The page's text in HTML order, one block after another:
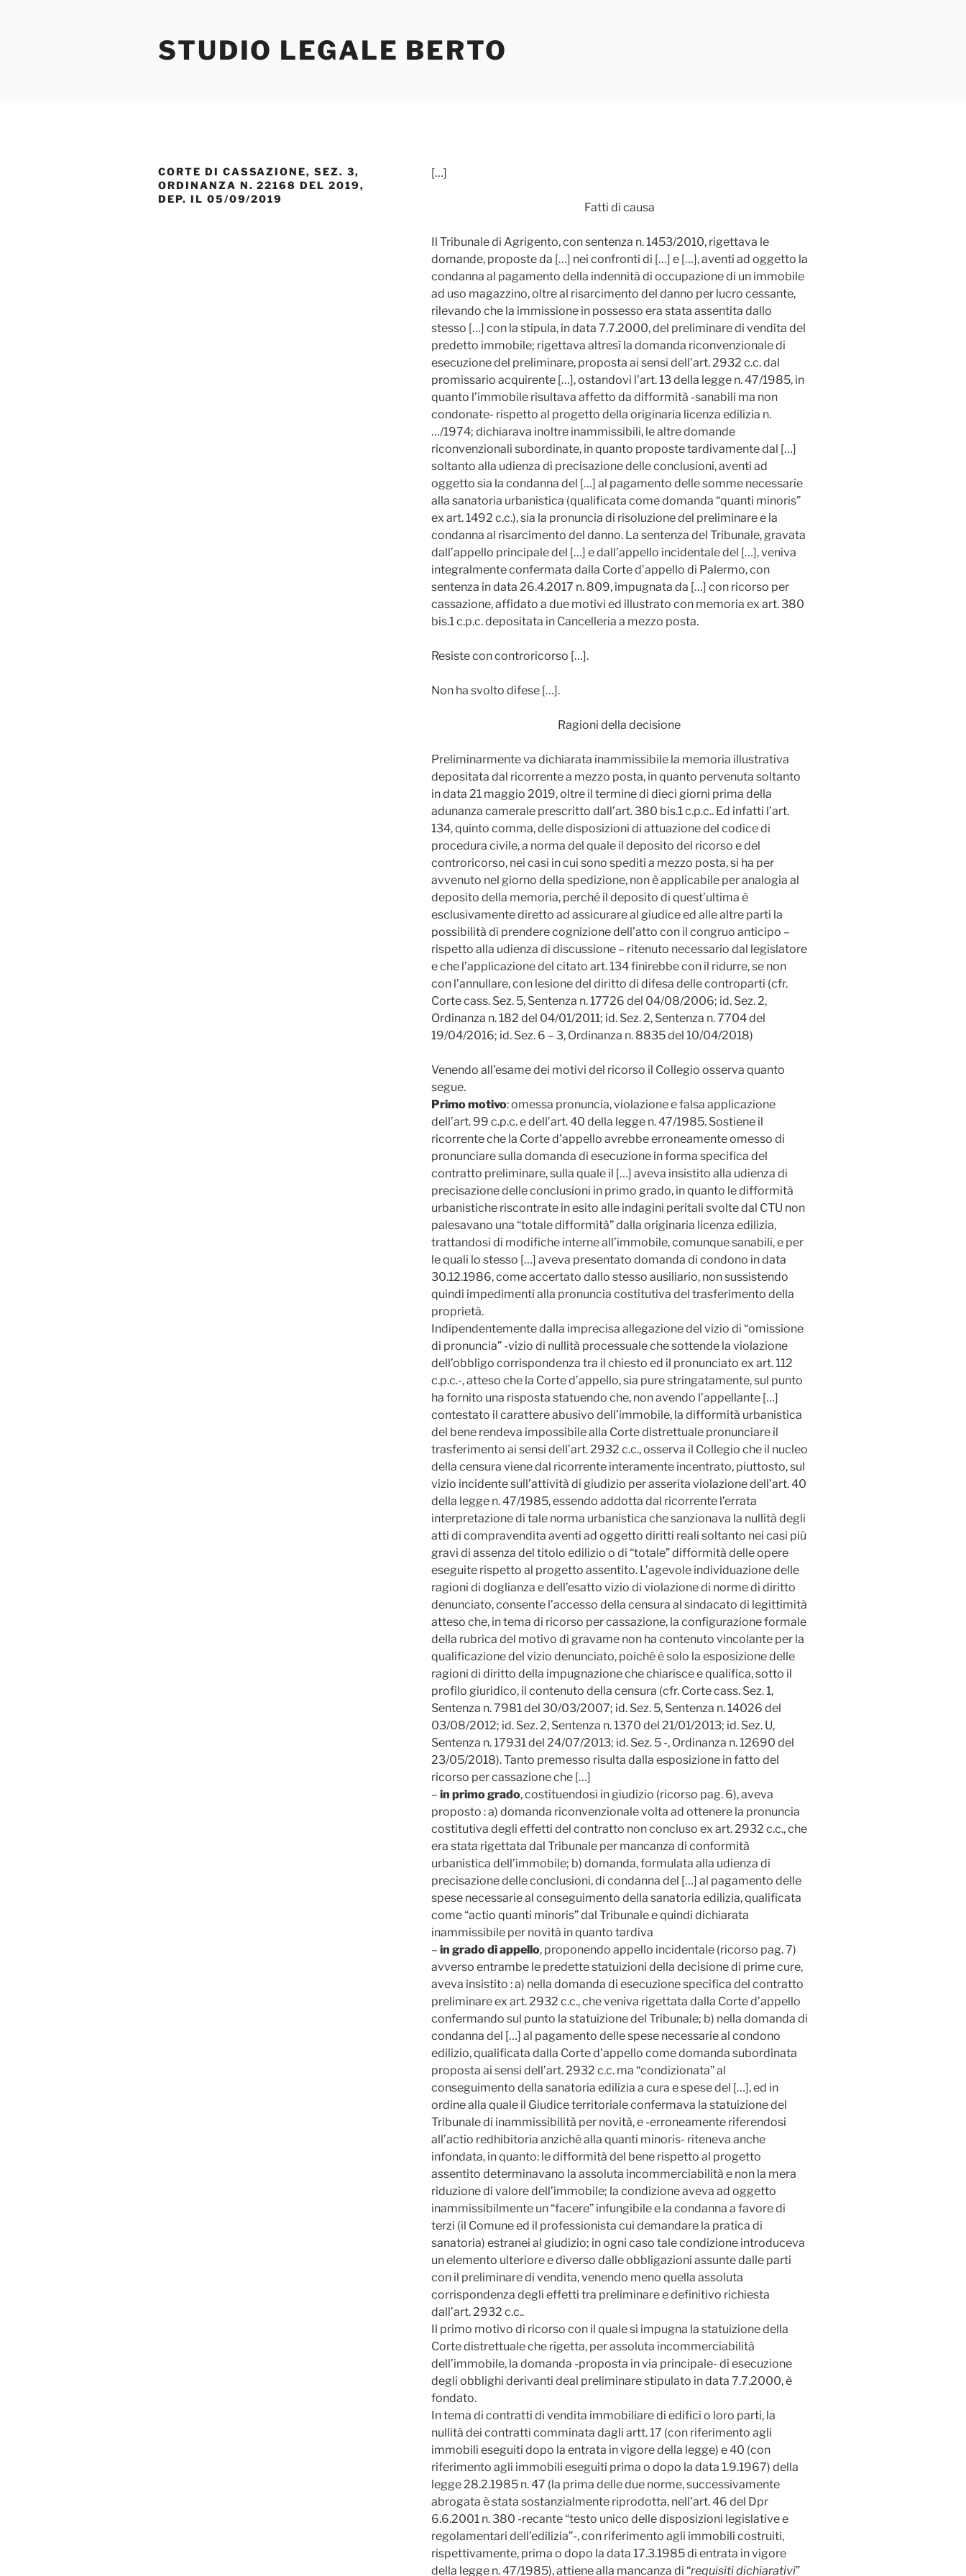
STUDIO LEGALE BERTO
CORTE DI CASSAZIONE, SEZ. 3,
ORDINANZA N. 22168 DEL 2019,
DEP. IL 05/09/2019
[…]
Fatti di causa
Il Tribunale di Agrigento, con sentenza n. 1453/2010, rigettava le
domande, proposte da […] nei confronti di […] e […], aventi ad oggetto la
condanna al pagamento della indennità di occupazione di un immobile
ad uso magazzino, oltre al risarcimento del danno per lucro cessante,
rilevando che la immissione in possesso era stata assentita dallo
stesso […] con la stipula, in data 7.7.2000, del preliminare di vendita del
predetto immobile; rigettava altresì la domanda riconvenzionale di
esecuzione del preliminare, proposta ai sensi dell’art. 2932 c.c. dal
promissario acquirente […], ostandovi l’art. 13 della legge n. 47/1985, in
quanto l’immobile risultava affetto da difformità -sanabili ma non
condonate- rispetto al progetto della originaria licenza edilizia n.
…/1974; dichiarava inoltre inammissibili, le altre domande
riconvenzionali subordinate, in quanto proposte tardivamente dal […]
soltanto alla udienza di precisazione delle conclusioni, aventi ad
oggetto sia la condanna del […] al pagamento delle somme necessarie
alla sanatoria urbanistica (qualificata come domanda “quanti minoris”
ex art. 1492 c.c.), sia la pronuncia di risoluzione del preliminare e la
condanna al risarcimento del danno. La sentenza del Tribunale, gravata
dall’appello principale del […] e dall’appello incidentale del […], veniva
integralmente confermata dalla Corte d’appello di Palermo, con
sentenza in data 26.4.2017 n. 809, impugnata da […] con ricorso per
cassazione, affidato a due motivi ed illustrato con memoria ex art. 380
bis.1 c.p.c. depositata in Cancelleria a mezzo posta.
Resiste con controricorso […].
Non ha svolto difese […].
Ragioni della decisione
Preliminarmente va dichiarata inammissibile la memoria illustrativa
depositata dal ricorrente a mezzo posta, in quanto pervenuta soltanto
in data 21 maggio 2019, oltre il termine di dieci giorni prima della
adunanza camerale prescritto dall’art. 380 bis.1 c.p.c.. Ed infatti l’art.
134, quinto comma, delle disposizioni di attuazione del codice di
procedura civile, a norma del quale il deposito del ricorso e del
controricorso, nei casi in cui sono spediti a mezzo posta, si ha per
avvenuto nel giorno della spedizione, non è applicabile per analogia al
deposito della memoria, perché il deposito di quest’ultima è
esclusivamente diretto ad assicurare al giudice ed alle altre parti la
possibilità di prendere cognizione dell’atto con il congruo anticipo –
rispetto alla udienza di discussione – ritenuto necessario dal legislatore
e che l’applicazione del citato art. 134 finirebbe con il ridurre, se non
con l’annullare, con lesione del diritto di difesa delle controparti (cfr.
Corte cass. Sez. 5, Sentenza n. 17726 del 04/08/2006; id. Sez. 2,
Ordinanza n. 182 del 04/01/2011; id. Sez. 2, Sentenza n. 7704 del
19/04/2016; id. Sez. 6 – 3, Ordinanza n. 8835 del 10/04/2018)
Venendo all’esame dei motivi del ricorso il Collegio osserva quanto
segue.
Primo motivo: omessa pronuncia, violazione e falsa applicazione
dell’art. 99 c.p.c. e dell’art. 40 della legge n. 47/1985. Sostiene il
ricorrente che la Corte d’appello avrebbe erroneamente omesso di
pronunciare sulla domanda di esecuzione in forma specifica del
contratto preliminare, sulla quale il […] aveva insistito alla udienza di
precisazione delle conclusioni in primo grado, in quanto le difformità
urbanistiche riscontrate in esito alle indagini peritali svolte dal CTU non
palesavano una “totale difformità” dalla originaria licenza edilizia,
trattandosi di modifiche interne all’immobile, comunque sanabili, e per
le quali lo stesso […] aveva presentato domanda di condono in data
30.12.1986, come accertato dallo stesso ausiliario, non sussistendo
quindi impedimenti alla pronuncia costitutiva del trasferimento della
proprietà.
Indipendentemente dalla imprecisa allegazione del vizio di “omissione
di pronuncia” -vizio di nullità processuale che sottende la violazione
dell’obbligo corrispondenza tra il chiesto ed il pronunciato ex art. 112
c.p.c.-, atteso che la Corte d’appello, sia pure stringatamente, sul punto
ha fornito una risposta statuendo che, non avendo l’appellante […]
contestato il carattere abusivo dell’immobile, la difformità urbanistica
del bene rendeva impossibile alla Corte distrettuale pronunciare il
trasferimento ai sensi dell’art. 2932 c.c., osserva il Collegio che il nucleo
della censura viene dal ricorrente interamente incentrato, piuttosto, sul
vizio incidente sull’attività di giudizio per asserita violazione dell’art. 40
della legge n. 47/1985, essendo addotta dal ricorrente l’errata
interpretazione di tale norma urbanistica che sanzionava la nullità degli
atti di compravendita aventi ad oggetto diritti reali soltanto nei casi più
gravi di assenza del titolo edilizio o di “totale” difformità delle opere
eseguite rispetto al progetto assentito. L’agevole individuazione delle
ragioni di doglianza e dell’esatto vizio di violazione di norme di diritto
denunciato, consente l’accesso della censura al sindacato di legittimità
atteso che, in tema di ricorso per cassazione, la configurazione formale
della rubrica del motivo di gravame non ha contenuto vincolante per la
qualificazione del vizio denunciato, poiché è solo la esposizione delle
ragioni di diritto della impugnazione che chiarisce e qualifica, sotto il
profilo giuridico, il contenuto della censura (cfr. Corte cass. Sez. 1,
Sentenza n. 7981 del 30/03/2007; id. Sez. 5, Sentenza n. 14026 del
03/08/2012; id. Sez. 2, Sentenza n. 1370 del 21/01/2013; id. Sez. U,
Sentenza n. 17931 del 24/07/2013; id. Sez. 5 -, Ordinanza n. 12690 del
23/05/2018). Tanto premesso risulta dalla esposizione in fatto del
ricorso per cassazione che […]
– in primo grado, costituendosi in giudizio (ricorso pag. 6), aveva
proposto : a) domanda riconvenzionale volta ad ottenere la pronuncia
costitutiva degli effetti del contratto non concluso ex art. 2932 c.c., che
era stata rigettata dal Tribunale per mancanza di conformità
urbanistica dell’immobile; b) domanda, formulata alla udienza di
precisazione delle conclusioni, di condanna del […] al pagamento delle
spese necessarie al conseguimento della sanatoria edilizia, qualificata
come “actio quanti minoris” dal Tribunale e quindi dichiarata
inammissibile per novità in quanto tardiva
– in grado di appello, proponendo appello incidentale (ricorso pag. 7)
avverso entrambe le predette statuizioni della decisione di prime cure,
aveva insistito : a) nella domanda di esecuzione specifica del contratto
preliminare ex art. 2932 c.c., che veniva rigettata dalla Corte d’appello
confermando sul punto la statuizione del Tribunale; b) nella domanda di
condanna del […] al pagamento delle spese necessarie al condono
edilizio, qualificata dalla Corte d’appello come domanda subordinata
proposta ai sensi dell’art. 2932 c.c. ma “condizionata” al
conseguimento della sanatoria edilizia a cura e spese del […], ed in
ordine alla quale il Giudice territoriale confermava la statuizione del
Tribunale di inammissibilità per novità, e -erroneamente riferendosi
all’actio redhibitoria anziché alla quanti minoris- riteneva anche
infondata, in quanto: le difformità del bene rispetto al progetto
assentito determinavano la assoluta incommerciabilità e non la mera
riduzione di valore dell’immobile; la condizione aveva ad oggetto
inammissibilmente un “facere” infungibile e la condanna a favore di
terzi (il Comune ed il professionista cui demandare la pratica di
sanatoria) estranei al giudizio; in ogni caso tale condizione introduceva
un elemento ulteriore e diverso dalle obbligazioni assunte dalle parti
con il preliminare di vendita, venendo meno quella assoluta
corrispondenza degli effetti tra preliminare e definitivo richiesta
dall’art. 2932 c.c..
Il primo motivo di ricorso con il quale si impugna la statuizione della
Corte distrettuale che rigetta, per assoluta incommerciabilità
dell’immobile, la domanda -proposta in via principale- di esecuzione
degli obblighi derivanti deal preliminare stipulato in data 7.7.2000, è
fondato.
In tema di contratti di vendita immobiliare di edifici o loro parti, la
nullità dei contratti comminata dagli artt. 17 (con riferimento agli
immobili eseguiti dopo la entrata in vigore della legge) e 40 (con
riferimento agli immobili eseguiti prima o dopo la data 1.9.1967) della
legge 28.2.1985 n. 47 (la prima delle due norme, successivamente
abrogata è stata sostanzialmente riprodotta, nell’art. 46 del Dpr
6.6.2001 n. 380 -recante “testo unico delle disposizioni legislative e
regolamentari dell’edilizia”-, con riferimento agli immobili costruiti,
rispettivamente, prima o dopo la data 17.3.1985 di entrata in vigore
della legge n. 47/1985), attiene alla mancanza di “requisiti dichiarativi”